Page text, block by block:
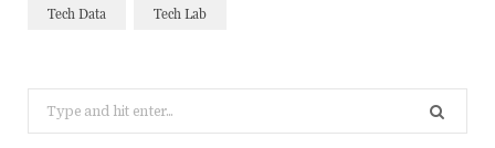
Tech Data Tech Lab
Search
for: